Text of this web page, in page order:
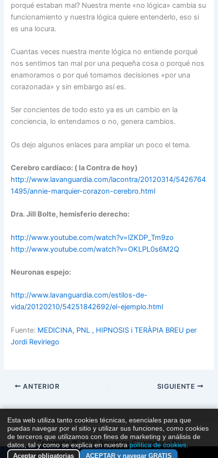
porqué estaban mal? Nuestra mente «no lógica» cambia su
funcionamiento y nuestra lógica quiere entenderlo, eso si
es una locura.
Cuantas veces nuestra mente lógica no entiende porqué
nos sentimos tan mal por una pequeña cosa o porqué nos
enamoramos o por qué tomamos decisiones «por una
corazonada» y sin embargo así es.
Ser concientes de todo esto ya es un cambio en la
conciencia, lo entendamos o no, genera cambios.
Os dejo algunos enlaces para ampliar un poco el tema.
Cerebro cardíaco: ( la Contra de hoy)
http://www.lavanguardia.com/lacontra/20120314/5426764
1495/annie-marquier-corazon-cerebro.html
Dra. Jill Bolte, hemisferio derecho:
http://www.youtube.com/watch?v=lZKDP_Tm9zo
http://www.youtube.com/watch?v=OKLPL0s6M2Q
Neuronas espejo:
http://www.lavanguardia.com/estilos-de-
vida/20120210/54251842692/el-ejemplo.html
Fuente: MEDICINA, PNL , HIPNOSIS i TERÀPIA BREU per
Jordi Reviriego
ANTERIOR SIGUIENTE
Copyright © 2026 Recursos Coaching y Pnl
Esta web utiliza tanto cookies técnicas, esenciales para que
puedas navegar por el sitio y utilizar sus funciones, como cookies
de terceros que utilizamos con fines de marketing y análisis de
datos, tal y como se explica en nuestrapolítica de cookies.
Aceptar obligatorias ACEPTAR y navegar GRATIS